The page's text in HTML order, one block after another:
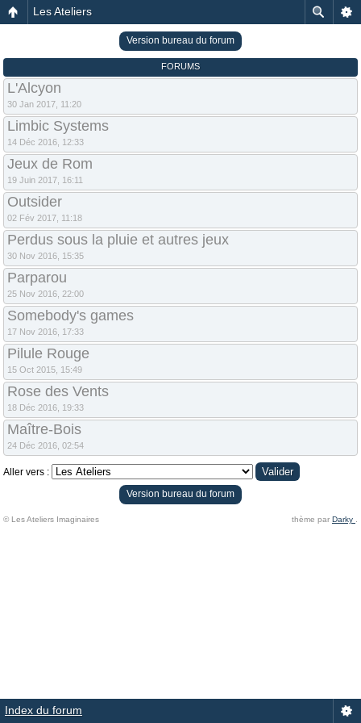
Les Ateliers
Version bureau du forum
FORUMS
L'Alcyon
30 Jan 2017, 11:20
Limbic Systems
14 Déc 2016, 12:33
Jeux de Rom
19 Juin 2017, 16:11
Outsider
02 Fév 2017, 11:18
Perdus sous la pluie et autres jeux
30 Nov 2016, 15:35
Parparou
25 Nov 2016, 22:00
Somebody's games
17 Nov 2016, 17:33
Pilule Rouge
15 Oct 2015, 15:49
Rose des Vents
18 Déc 2016, 19:33
Maître-Bois
24 Déc 2016, 02:54
Aller vers :
Version bureau du forum
© Les Ateliers Imaginaires thème par Darky
Index du forum